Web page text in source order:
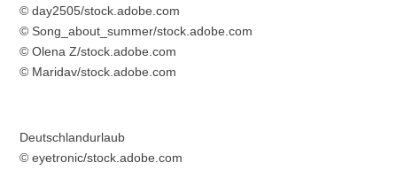
© day2505/stock.adobe.com
© Song_about_summer/stock.adobe.com
© Olena Z/stock.adobe.com
© Maridav/stock.adobe.com
Deutschlandurlaub
© eyetronic/stock.adobe.com